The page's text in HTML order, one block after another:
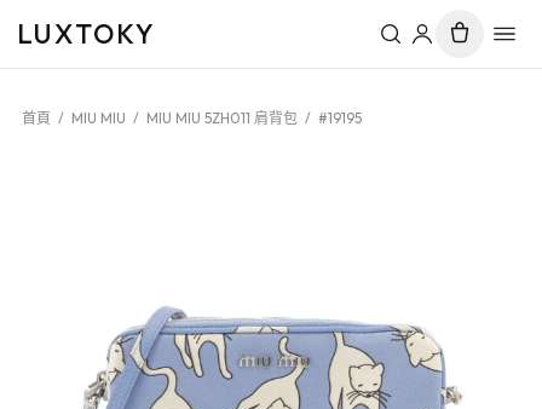
LUXTOKY
首頁 / MIU MIU / MIU MIU 5ZH011 肩背包 / #19195